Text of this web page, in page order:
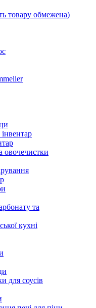
товару обмежена)
овочечистки
та
кухні
для соусів